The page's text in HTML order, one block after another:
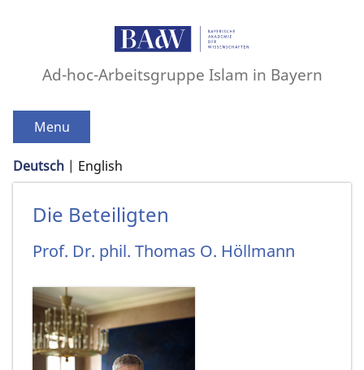
Ad-hoc-Arbeitsgruppe Islam in Bayern
Menu
Deutsch English
Die Beteiligten
Prof. Dr. phil. Thomas O. Höllmann